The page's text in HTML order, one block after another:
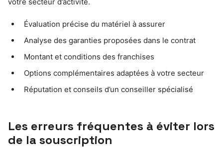
Évaluation précise du matériel à assurer
Analyse des garanties proposées dans le contrat
Montant et conditions des franchises
Options complémentaires adaptées à votre secteur
Réputation et conseils d’un conseiller spécialisé
Les erreurs fréquentes à éviter lors
de la souscription